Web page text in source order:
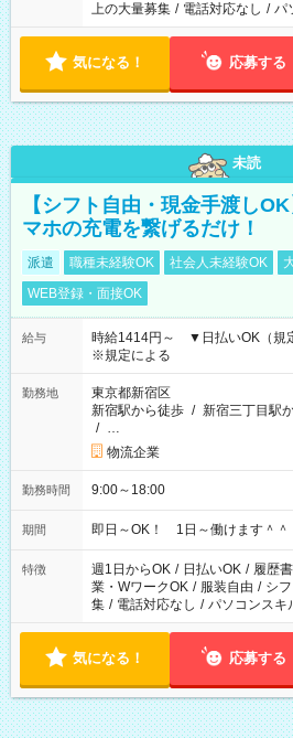
上の大量募集 / 電話対応なし / パ
気になる！ 応募する
未読
【シフト自由・現金手渡し
マホの充電を繋げるだけ！
派遣 職種未経験OK 社会人未経験OK
WEB登録・面接OK
給与
時給1414円～ ▼日払いOK（
※規定による
勤務地
東京都新宿区
新宿駅から徒歩 / 新宿三丁目駅
/ …
物流企業
勤務時間 9:00～18:00
期間 即日～OK！ 1日～働けます＾＾
特徴 週1日からOK / 日払いOK / 履歴
業・WワークOK / 服装自由 / シ
集 / 電話対応なし / パソコンスキ
気になる！ 応募する